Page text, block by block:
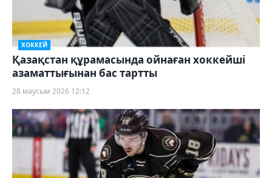
ХОККЕЙ
Қазақстан құрамасында ойнаған хоккейші
азаматтығынан бас тартты
28 маусым 2026 12:12